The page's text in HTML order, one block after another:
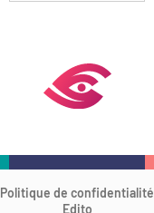
Politique de confidentialité
Edito